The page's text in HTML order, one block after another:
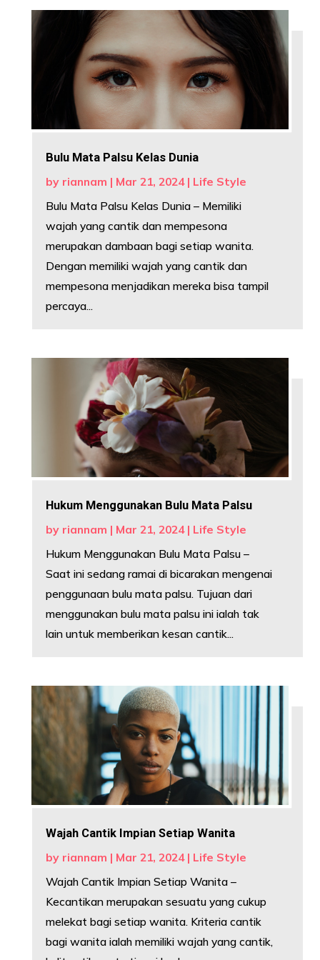
Bulu Mata Palsu Kelas Dunia
by riannam | Mar 21, 2024| Life Style
Bulu Mata Palsu Kelas Dunia – Memiliki
wajah yang cantik dan mempesona
merupakan dambaan bagi setiap wanita.
Dengan memiliki wajah yang cantik dan
mempesona menjadikan mereka bisa tampil
percaya...
Hukum Menggunakan Bulu Mata Palsu
by riannam | Mar 21, 2024| Life Style
Hukum Menggunakan Bulu Mata Palsu –
Saat ini sedang ramai di bicarakan mengenai
penggunaan bulu mata palsu. Tujuan dari
menggunakan bulu mata palsu ini ialah tak
lain untuk memberikan kesan cantik...
Wajah Cantik Impian Setiap Wanita
by riannam | Mar 21, 2024| Life Style
Wajah Cantik Impian Setiap Wanita –
Kecantikan merupakan sesuatu yang cukup
melekat bagi setiap wanita. Kriteria cantik
bagi wanita ialah memiliki wajah yang cantik,